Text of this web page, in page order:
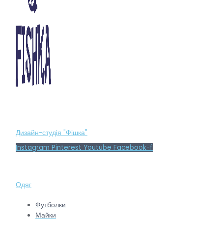
Дизайн-студія "Фішка"
Instagram Pinterest Youtube Facebook-f
Одяг
Футболки
Майки